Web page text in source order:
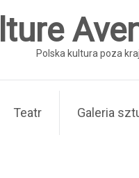
Polska kultura poza
Teatr Galeria